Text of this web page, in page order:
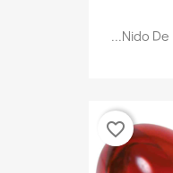
Nido De
favorite_border